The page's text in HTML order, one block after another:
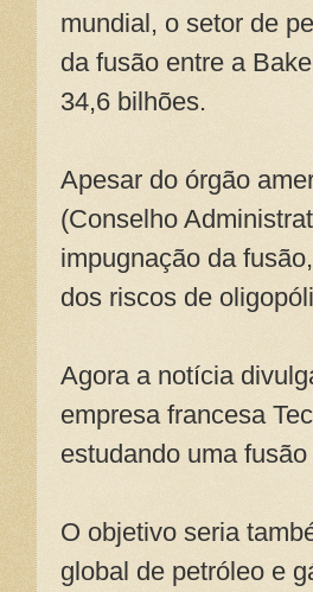
mundial, o setor de
da fusão entre a
34,6 bilhões.
Apesar do órgão
(Conselho
impugnação da
dos riscos de
Agora a notícia
empresa francesa
estudando uma
O objetivo seria
global de petróleo e